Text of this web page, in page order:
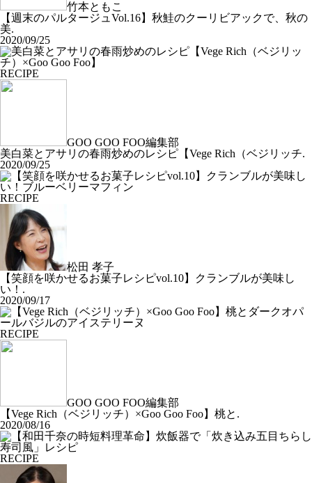
竹本ともこ
【週末のパルタージュVol.16】秋鮭のクーリビアックで、秋の
美.
2020/09/25
RECIPE
GOO GOO FOO編集部
美白菜とアサリの春雨炒めのレシピ【Vege Rich（ベジリッチ.
2020/09/25
RECIPE
松田 孝子
【笑顔を咲かせるお菓子レシピvol.10】クランブルが美味し
い！.
2020/09/17
RECIPE
GOO GOO FOO編集部
【Vege Rich（ベジリッチ）×Goo Goo Foo】桃と.
2020/08/16
RECIPE